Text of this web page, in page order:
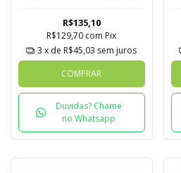
Tuya
R$135,10
R$129,70 com Pix
3 x de R$45,03 sem juros
COMPRAR
Duvidas? Chame
no Whatsapp